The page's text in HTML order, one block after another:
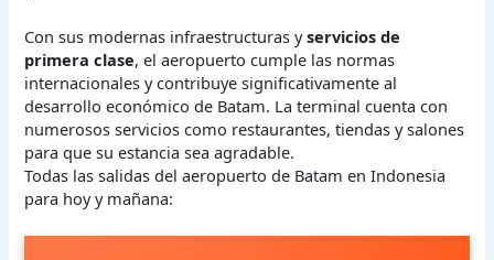
Con sus modernas infraestructuras yservicios de
primera clase, el aeropuerto cumple las normas
internacionales y contribuye significativamente al
desarrollo económico de Batam. La terminal cuenta con
numerosos servicios como restaurantes, tiendas y salones
para que su estancia sea agradable.
Todas las salidas del aeropuerto de Batam en Indonesia
para hoy y mañana: